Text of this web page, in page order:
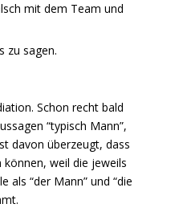
mit dem Team und
zu sagen.
Schon recht bald
“typisch Mann”,
davon überzeugt, dass
weil die jeweils
als “der Mann” und “die